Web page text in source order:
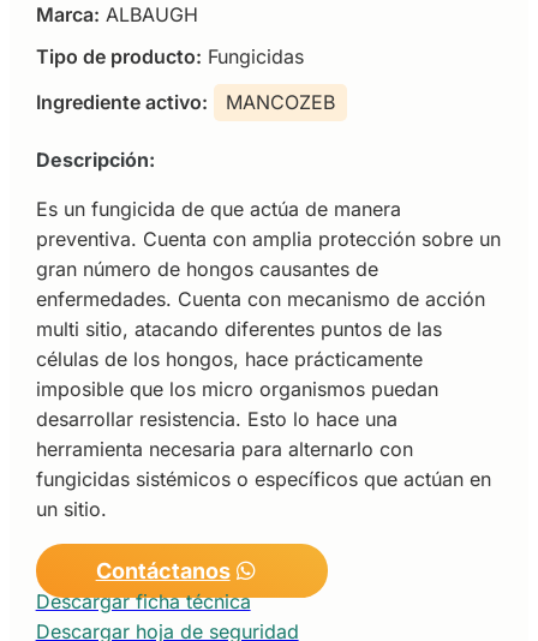
Marca: ALBAUGH
Tipo de producto: Fungicidas
Ingrediente activo:
MANCOZEB
Descripción:
Es un fungicida de que actúa de manera
preventiva. Cuenta con amplia protección sobre un
gran número de hongos causantes de
enfermedades. Cuenta con mecanismo de acción
multi sitio, atacando diferentes puntos de las
células de los hongos, hace prácticamente
imposible que los micro organismos puedan
desarrollar resistencia. Esto lo hace una
herramienta necesaria para alternarlo con
fungicidas sistémicos o específicos que actúan en
un sitio.
Contáctanos
Descargar ficha técnica
Descargar hoja de seguridad